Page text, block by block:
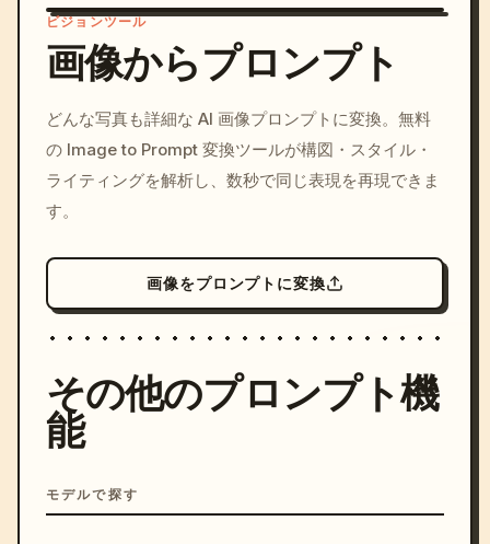
c, cyberpunk sunset, neon
colors, 8k --v 6.0
ビジョンツール
画像からプロンプト
どんな写真も詳細な AI 画像プロンプトに変換。無料
の Image to Prompt 変換ツールが構図・スタイル・
ライティングを解析し、数秒で同じ表現を再現できま
す。
画像をプロンプトに変換
その他のプロンプト機
能
モデルで探す